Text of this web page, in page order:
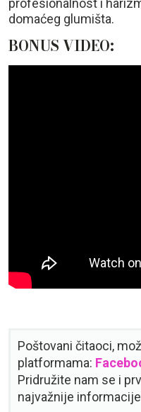
profesionalnost i
domaćeg glumišta.
BONUS VIDEO:
Poštovani čitaoci,
platformama:
Pridružite nam se i
najvažnije